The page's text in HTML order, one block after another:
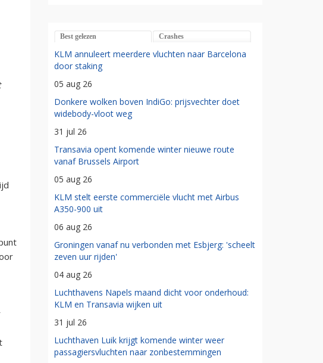
Best gelezen Crashes
KLM annuleert meerdere vluchten naar Barcelona
door staking
05 aug 26
Donkere wolken boven IndiGo: prijsvechter doet
widebody-vloot weg
31 jul 26
Transavia opent komende winter nieuwe route
vanaf Brussels Airport
05 aug 26
KLM stelt eerste commerciële vlucht met Airbus
A350-900 uit
06 aug 26
Groningen vanaf nu verbonden met Esbjerg: 'scheelt
zeven uur rijden'
04 aug 26
Luchthavens Napels maand dicht voor onderhoud:
KLM en Transavia wijken uit
31 jul 26
Luchthaven Luik krijgt komende winter weer
passagiersvluchten naar zonbestemmingen